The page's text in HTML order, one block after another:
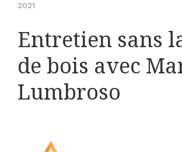
2021
Entretien sans
de bois avec
Lumbroso